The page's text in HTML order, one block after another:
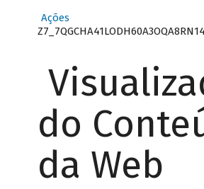
Ações
do
da Web